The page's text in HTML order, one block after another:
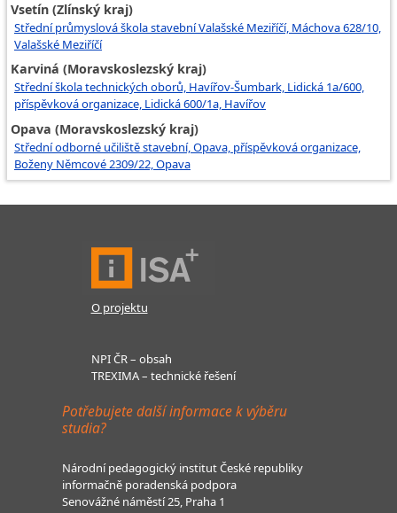
Vsetín (Zlínský kraj)
Střední průmyslová škola stavební Valašské Meziříčí, Máchova 628/10,
Valašské Meziříčí
Karviná (Moravskoslezský kraj)
Střední škola technických oborů, Havířov-Šumbark, Lidická 1a/600,
příspěvková organizace, Lidická 600/1a, Havířov
Opava (Moravskoslezský kraj)
Střední odborné učiliště stavební, Opava, příspěvková organizace,
Boženy Němcové 2309/22, Opava
O projektu
NPI ČR – obsah
TREXIMA – technické řešení
Potřebujete další informace k výběru
studia?
Národní pedagogický institut České republiky
informačně poradenská podpora
Senovážné náměstí 25, Praha 1